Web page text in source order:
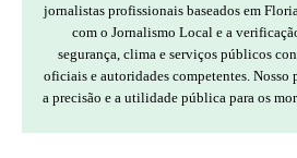
jornalistas profissionais baseados em
com o Jornalismo Local e a
segurança, clima e serviços públicos
oficiais e autoridades competentes.
a precisão e a utilidade pública para os